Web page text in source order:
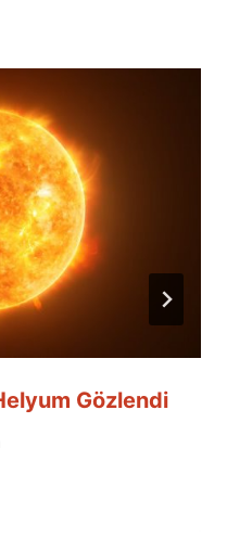
Gözlendi